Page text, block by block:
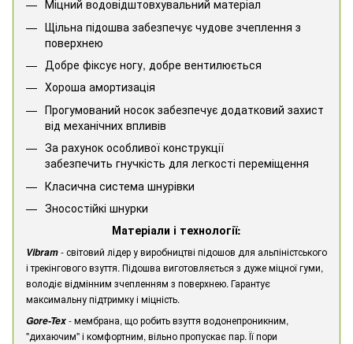
Міцний водовідштовхувальний матеріал
Щільна підошва забезпечує чудове зчеплення з
поверхнею
Добре фіксує ногу, добре вентилюється
Хороша амортизація
Прогумований носок забезпечує додатковий захист
від механічних впливів
За рахунок особливої конструкції
забезпечить гнучкість для легкості переміщення
Класична система шнурівки
Зносостійкі шнурки
Матеріали і технології:
Vibram- світовий лідер у виробництві підошов для альпіністського
і трекінгового взуття. Підошва виготовляється з дуже міцної гуми,
володіє відмінним зчепленням з поверхнею. Гарантує
максимальну підтримку і міцність.
Gore-Tex- мембрана, що робить взуття водонепроникним,
"дихаючим" і комфортним, вільно пропускає пар. Її пори